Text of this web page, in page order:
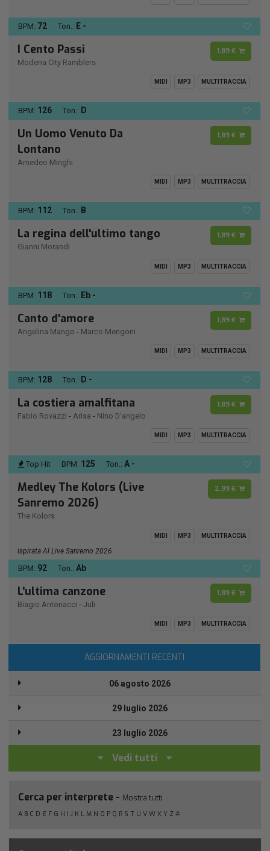
BPM: 72 Ton.: E -
I Cento Passi
Modena City Ramblers
1,89 €
MIDI MP3 MULTITRACCIA
BPM: 126 Ton.: D
Un Uomo Venuto Da
Lontano
Amedeo Minghi
1,89 €
MIDI MP3 MULTITRACCIA
BPM: 112 Ton.: B
La regina dell'ultimo tango
Gianni Morandi
1,89 €
MIDI MP3 MULTITRACCIA
BPM: 118 Ton.: Eb -
Canto d'amore
Angelina Mango - Marco Mengoni
1,89 €
MIDI MP3 MULTITRACCIA
BPM: 128 Ton.: D -
La costiera amalfitana
Fabio Rovazzi - Arisa - Nino D'angelo
1,89 €
MIDI MP3 MULTITRACCIA
Top Hit BPM: 125 Ton.: A -
Medley The Kolors (Live
Sanremo 2026)
The Kolors
2,99 €
MIDI MP3 MULTITRACCIA
Ispirata Al Live Sanremo 2026
BPM: 92 Ton.: Ab
L'ultima canzone
Biagio Antonacci - Juli
1,89 €
MIDI MP3 MULTITRACCIA
AGGIORNAMENTI RECENTI
06 agosto 2026
29 luglio 2026
23 luglio 2026
Vedi tutti
Cerca per interprete - Mostra tutti
A B C D E F G H I J K L M N O P Q R S T U V W X Y Z #